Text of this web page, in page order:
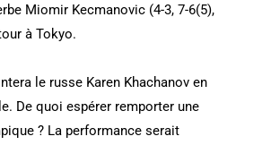
Miomir Kecmanovic (4-3, 7-6(5),
à Tokyo.
le russe Karen Khachanov en
De quoi espérer remporter une
? La performance serait